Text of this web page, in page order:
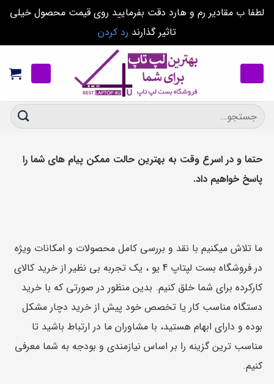
لطفا ب مقادیر رم و هارد دقت بفرمایید روی قیمت محصول خیلی
تاثیر گذارند رد کردن
content
جستجو
برای:
حتما و در اسرع وقت به بهترین حالت ممکن پیام های شما را
پاسخ خواهیم داد.
ما تلاش میکنیم با نقد و بررسی کامل محصولات و امکانات ویژه
در فروشگاه بست لپتاپ 4 یو ، یک تجربه بی نظیر از خرید کالای
کارکرده برای شما خلق کنیم. بدین منظور در صورتی که با خرید
دستگاه مناسب کار یا تخصص خود پیش از خرید دچار مشکل
بوده و دارای ابهام هستید، با مشاوران ما در ارتباط باشید تا
مناسب ترین گزینه را بر اساس نیازمندی و بودجه به شما معرفی
کنیم.